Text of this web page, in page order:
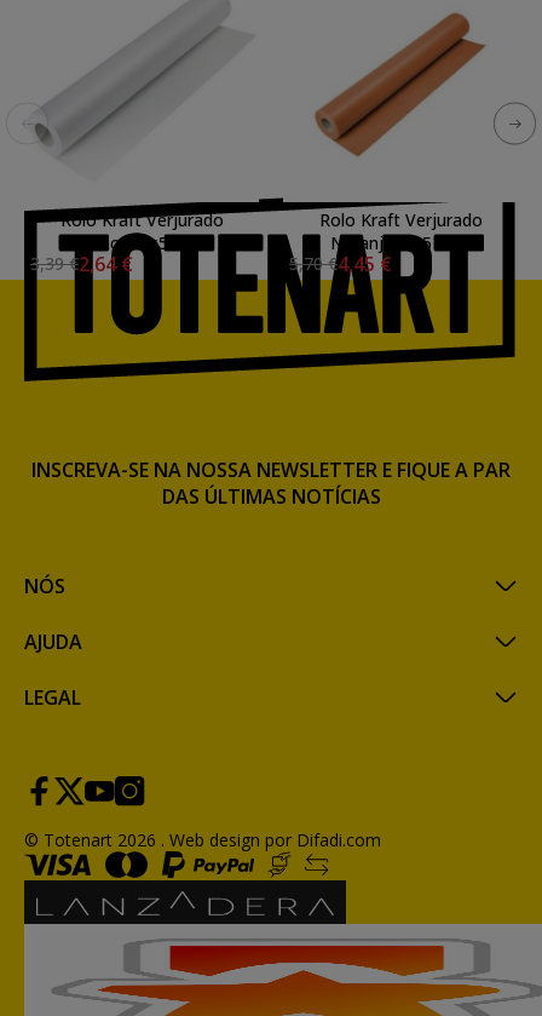
Rolo Kraft Verjurado
Blanco, 1x5 mts.
3,39 €2,64 €
Rolo Kraft Verjurado
Naranja, 1x5 mts.
5,70 €4,45 €
NÓS
AJUDA
LEGAL
INSCREVA-SE NA NOSSA NEWSLETTER E FIQUE A PAR
DAS ÚLTIMAS NOTÍCIAS
© Totenart 2026 . Web design por Difadi.com